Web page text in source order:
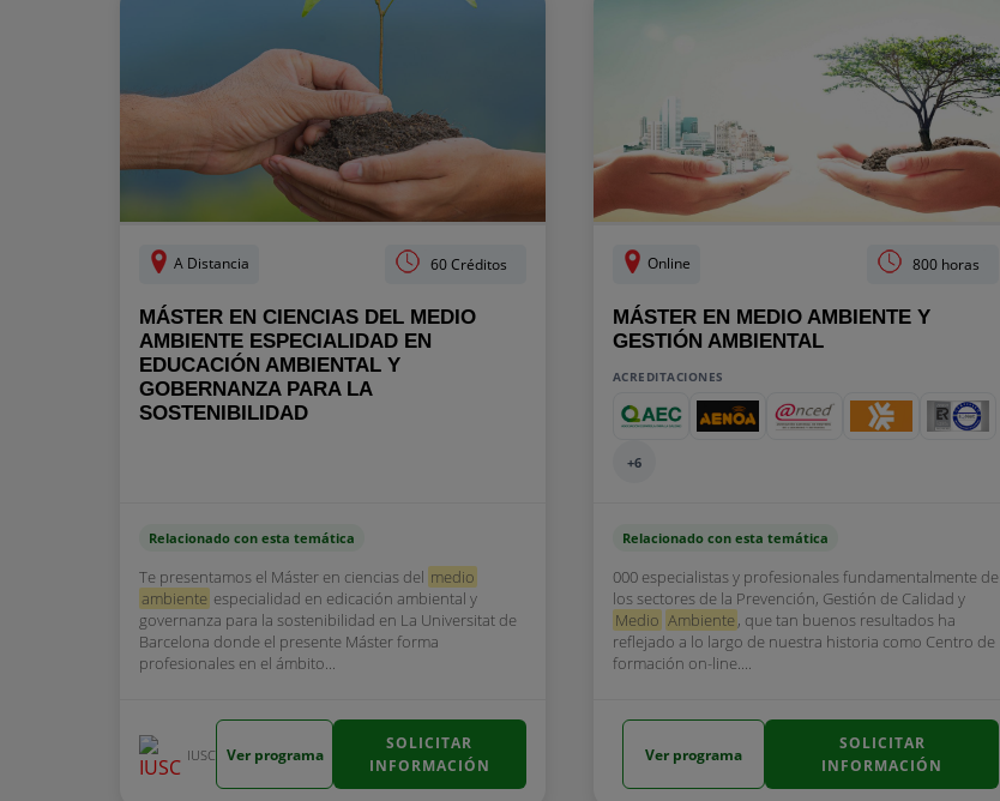
A Distancia 60 Créditos
MÁSTER EN CIENCIAS DEL MEDIO
AMBIENTE ESPECIALIDAD EN
EDUCACIÓN AMBIENTAL Y
GOBERNANZA PARA LA
SOSTENIBILIDAD
Relacionado con esta temática
Te presentamos el Máster en ciencias del medio
ambiente especialidad en edicación ambiental y
governanza para la sostenibilidad en La Universitat de
Barcelona donde el presente Máster forma
profesionales en el ámbito...
IUSC Ver programa
SOLICITAR
INFORMACIÓN
Online 800 horas
MÁSTER EN MEDIO AMBIENTE Y
GESTIÓN AMBIENTAL
ACREDITACIONES
+6
Relacionado con esta temática
000 especialistas y profesionales fundamentalmente de
los sectores de la Prevención, Gestión de Calidad y
Medio Ambiente, que tan buenos resultados ha
reflejado a lo largo de nuestra historia como Centro de
formación on-line....
Ver programa
SOLICITAR
INFORMACIÓN